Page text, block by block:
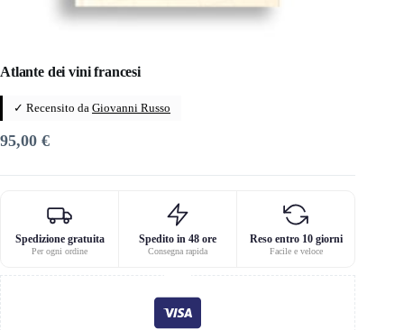
Atlante dei vini francesi
✓ Recensito da Giovanni Russo
95,00 €
Spedizione gratuita
Per ogni ordine
Spedito in 48 ore
Consegna rapida
Reso entro 10 giorni
Facile e veloce